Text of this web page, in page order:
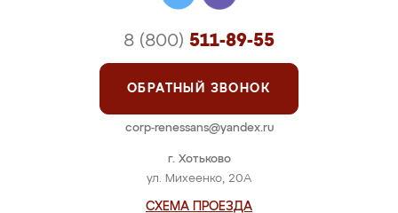
г. Хотьково
ул. Михеенко, 20А
СХЕМА ПРОЕЗДА
8 (800) 511-89-55
ОБРАТНЫЙ ЗВОНОК
corp-renessans@yandex.ru